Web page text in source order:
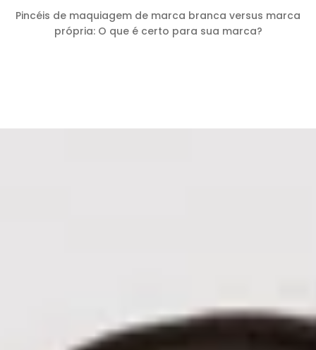
Pincéis de maquiagem de marca branca versus marca
própria: O que é certo para sua marca?